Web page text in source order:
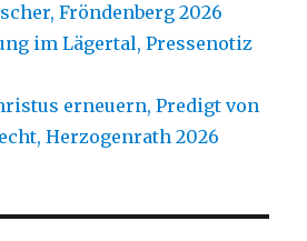
Fröndenberg 2026
im Lägertal, Pressenotiz
erneuern, Predigt von
Herzogenrath 2026